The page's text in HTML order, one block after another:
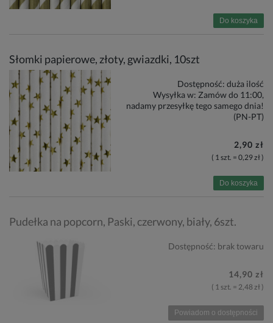
Do koszyka
Słomki papierowe, złoty, gwiazdki, 10szt
Dostępność: duża ilość
Wysyłka w: Zamów do 11:00,
nadamy przesyłkę tego samego dnia!
(PN-PT)
2,90 zł
( 1 szt. = 0,29 zł )
Do koszyka
Pudełka na popcorn, Paski, czerwony, biały, 6szt.
Dostępność: brak towaru
14,90 zł
( 1 szt. = 2,48 zł )
Powiadom o dostępności